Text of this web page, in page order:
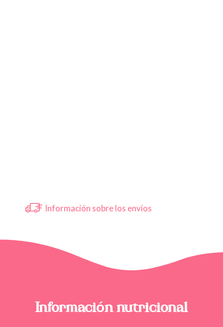
Información sobre los envíos
Información nutricional